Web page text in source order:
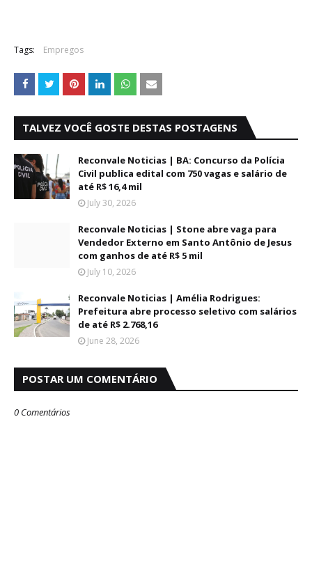
Tags: Empregos
TALVEZ VOCÊ GOSTE DESTAS POSTAGENS
Reconvale Noticias | BA: Concurso da Polícia
Civil publica edital com 750 vagas e salário de
até R$ 16,4 mil
July 30, 2026
Reconvale Noticias | Stone abre vaga para
Vendedor Externo em Santo Antônio de Jesus
com ganhos de até R$ 5 mil
July 10, 2026
Reconvale Noticias | Amélia Rodrigues:
Prefeitura abre processo seletivo com salários
de até R$ 2.768,16
June 28, 2026
POSTAR UM COMENTÁRIO
0 Comentários